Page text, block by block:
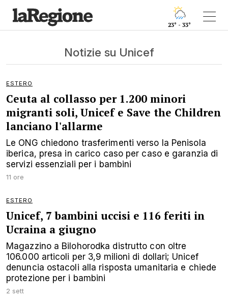
23° - 33°
Notizie su Unicef
ESTERO
Ceuta al collasso per 1.200 minori
migranti soli, Unicef e Save the Children
lanciano l'allarme
Le ONG chiedono trasferimenti verso la Penisola
iberica, presa in carico caso per caso e garanzia di
servizi essenziali per i bambini
11 ore
ESTERO
Unicef, 7 bambini uccisi e 116 feriti in
Ucraina a giugno
Magazzino a Bilohorodka distrutto con oltre
106.000 articoli per 3,9 milioni di dollari; Unicef
denuncia ostacoli alla risposta umanitaria e chiede
protezione per i bambini
2 sett